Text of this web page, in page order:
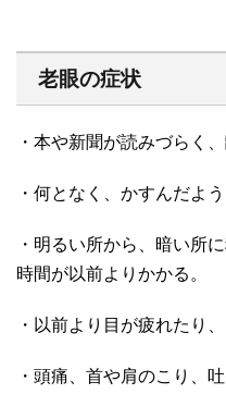
老眼の症状
・本や新聞が読みづらく
・何となく、かすんだよ
・明るい所から、暗い所
時間が以前よりかかる。
・以前より目が疲れたり
・頭痛、首や肩のこり、